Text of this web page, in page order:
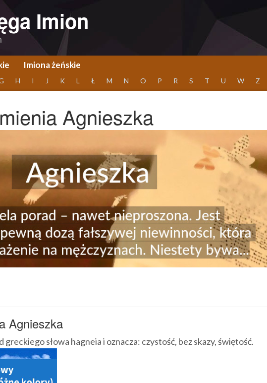
Imion
Imiona żeńskie
H I J K L Ł M N O P R S T U W Z
Agnieszka
Agnieszka
greckiego słowa hagneia i oznacza: czystość, bez skazy, świętość.